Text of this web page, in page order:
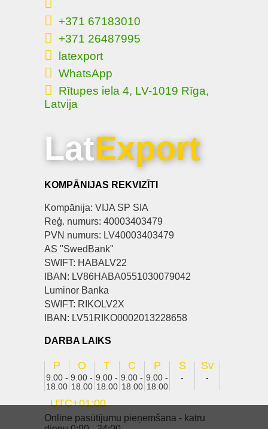
+371 67183010
+371 26487995
latexport
WhatsApp
Rītupes iela 4, LV-1019 Rīga,
Latvija
LatExport
KOMPĀNIJAS REKVIZĪTI
Kompānija: VIJA SP SIA
Reģ. numurs: 40003403479
PVN numurs: LV40003403479
AS "SwedBank"
SWIFT: HABALV22
IBAN: LV86HABA0551030079042
Luminor Banka
SWIFT: RIKOLV2X
IBAN: LV51RIKO0002013228658
DARBA LAIKS
P
9.00 -
18.00
O
9.00 -
18.00
T
9.00 -
18.00
C
9.00 -
18.00
P
9.00 -
18.00
S
-
Sv
-
UTC+01:00
Online pasūtījumu pieņemšana - katru